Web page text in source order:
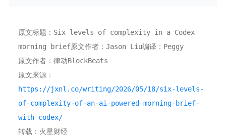
原文标题：Six levels of complexity in a Codex
morning brief原文作者：Jason Liu编译：Peggy
原文作者：律动BlockBeats
原文来源：
https://jxnl.co/writing/2026/05/18/six-levels-
of-complexity-of-an-ai-powered-morning-brief-
with-codex/
转载：火星财经